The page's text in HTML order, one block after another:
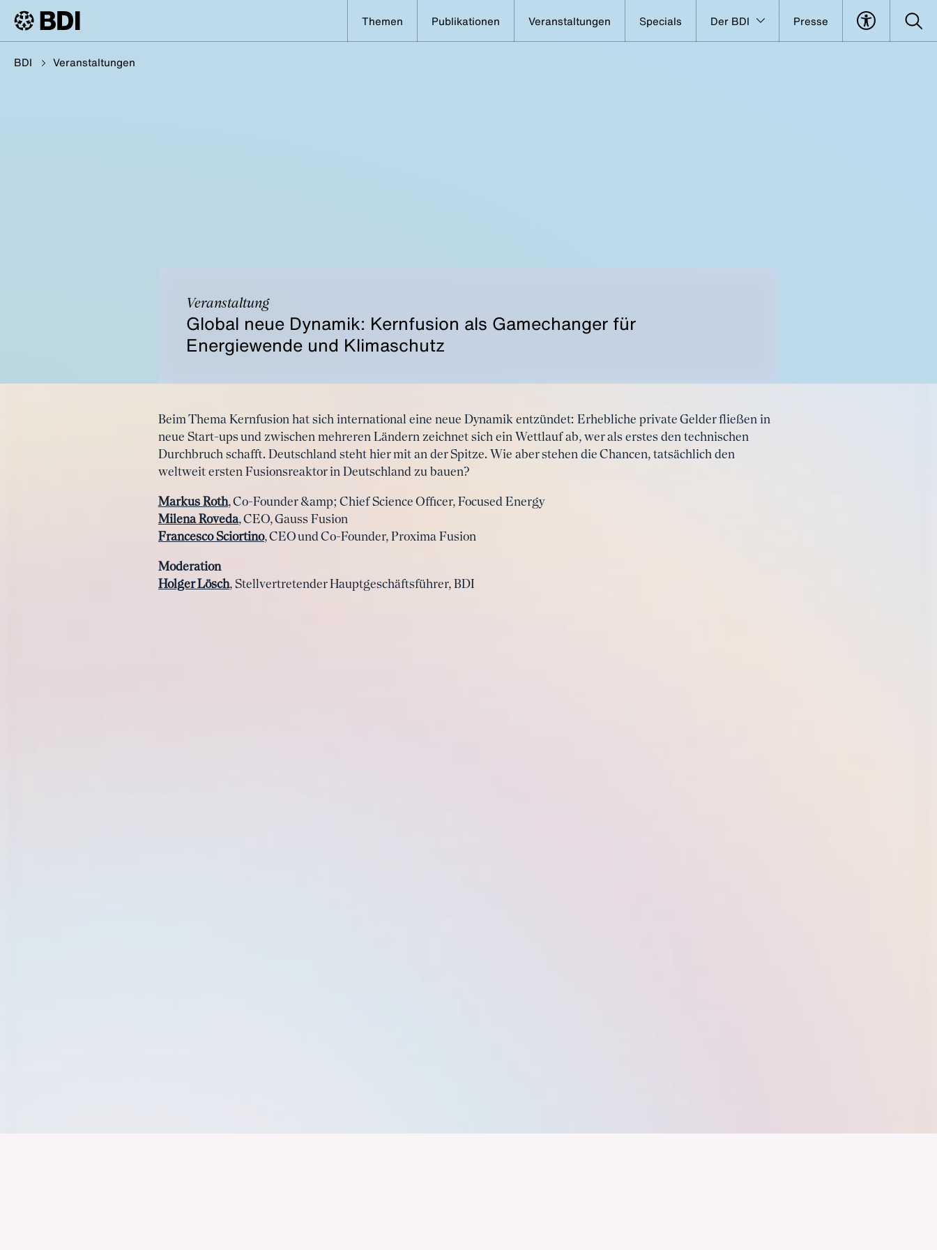
Themen Publikationen Veranstaltungen Specials Der BDI Presse
BDI Veranstaltungen
Veranstaltung
Global neue Dynamik: Kernfusion als Gamechanger für
Energiewende und Klimaschutz
Beim Thema Kernfusion hat sich international eine neue Dynamik entzündet: Erhebliche private Gelder fließen in
neue Start-ups und zwischen mehreren Ländern zeichnet sich ein Wettlauf ab, wer als erstes den technischen
Durchbruch schafft. Deutschland steht hier mit an der Spitze. Wie aber stehen die Chancen, tatsächlich den
weltweit ersten Fusionsreaktor in Deutschland zu bauen?
Markus Roth, Co-Founder &amp; Chief Science Officer, Focused Energy
Milena Roveda, CEO, Gauss Fusion
Francesco Sciortino, CEO und Co-Founder, Proxima Fusion
Moderation
Holger Lösch, Stellvertretender Hauptgeschäftsführer, BDI